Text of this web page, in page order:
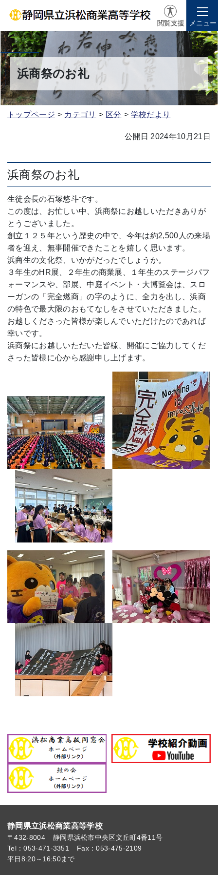
閲覧支援 メニュー
浜商祭のお礼
トップページ カテゴリ 区分 学校だより
公開日 2024年10月21日
浜商祭のお礼
生徒会長の石塚悠斗です。
この度は、お忙しい中、浜商祭にお越しいただきありが
とうございました。
創立１２５年という歴史の中で、今年は約2,500人の来場
者を迎え、無事開催できたことを嬉しく思います。
浜商生の文化祭、いかがだったでしょうか。
３年生のHR展、２年生の商業展、１年生のステージパフ
ォーマンスや、部展、中庭イベント・大博覧会は、スロ
ーガンの「完全燃商」の字のように、全力を出し、浜商
の特色で最大限のおもてなしをさせていただきました。
お越しくださった皆様が楽しんでいただけたのであれば
幸いです。
浜商祭にお越しいただいた皆様、開催にご協力してくだ
さった皆様に心から感謝申し上げます。
静岡県立浜松商業高等学校
〒432-8004
静岡県浜松市中央区文丘町4番11号
Tel：053-471-3351
Fax：053-475-2109
平日8:20～16:50まで